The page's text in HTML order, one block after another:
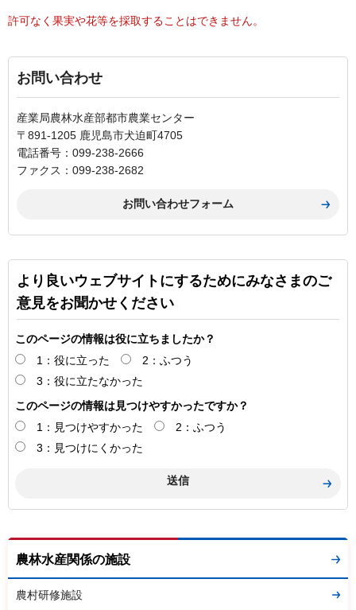
許可なく果実や花等を採取することはできません。
お問い合わせ
産業局農林水産部都市農業センター
〒891-1205 鹿児島市犬迫町4705
電話番号：099-238-2666
ファクス：099-238-2682
より良いウェブサイトにするためにみなさまのご
意見をお聞かせください
このページの情報は役に立ちましたか？
1：役に立った
2：ふつう
3：役に立たなかった
このページの情報は見つけやすかったですか？
1：見つけやすかった
2：ふつう
3：見つけにくかった
農林水産関係の施設
農村研修施設